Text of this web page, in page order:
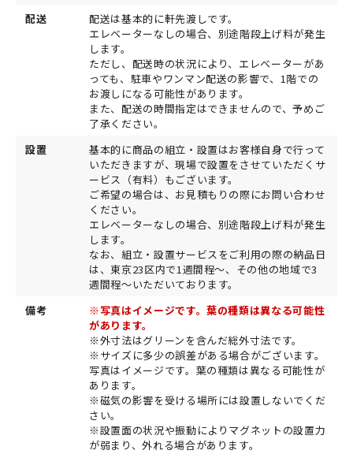
配送
配送は基本的に軒先渡しです。
エレベーターなしの場合、別途階段上げ料が発生
します。
ただし、配送時の状況により、エレベーターがあ
っても、駐車やワンマン配送の影響で、1階での
お渡しになる可能性があります。
また、配送の時間指定はできませんので、予めご
了承ください。
設置
基本的に商品の組立・設置はお客様自身で行って
いただきますが、現場で設置をさせていただくサ
ービス（有料）もございます。
ご希望の場合は、お見積もりの際にお問い合わせ
ください。
エレベーターなしの場合、別途階段上げ料が発生
します。
なお、組立・設置サービスをご利用の際の納品日
は、東京23区内で1週間程～、その他の地域で3
週間程～いただいております。
備考
※写真はイメージです。葉の種類は異なる可能性
があります。
※外寸法はグリーンを含んだ総外寸法です。
※サイズに多少の誤差がある場合がございます。
写真はイメージです。葉の種類は異なる可能性が
あります。
※磁気の影響を受ける場所には設置しないでくだ
さい。
※設置面の状況や振動によりマグネットの設置力
が弱まり、外れる場合があります。